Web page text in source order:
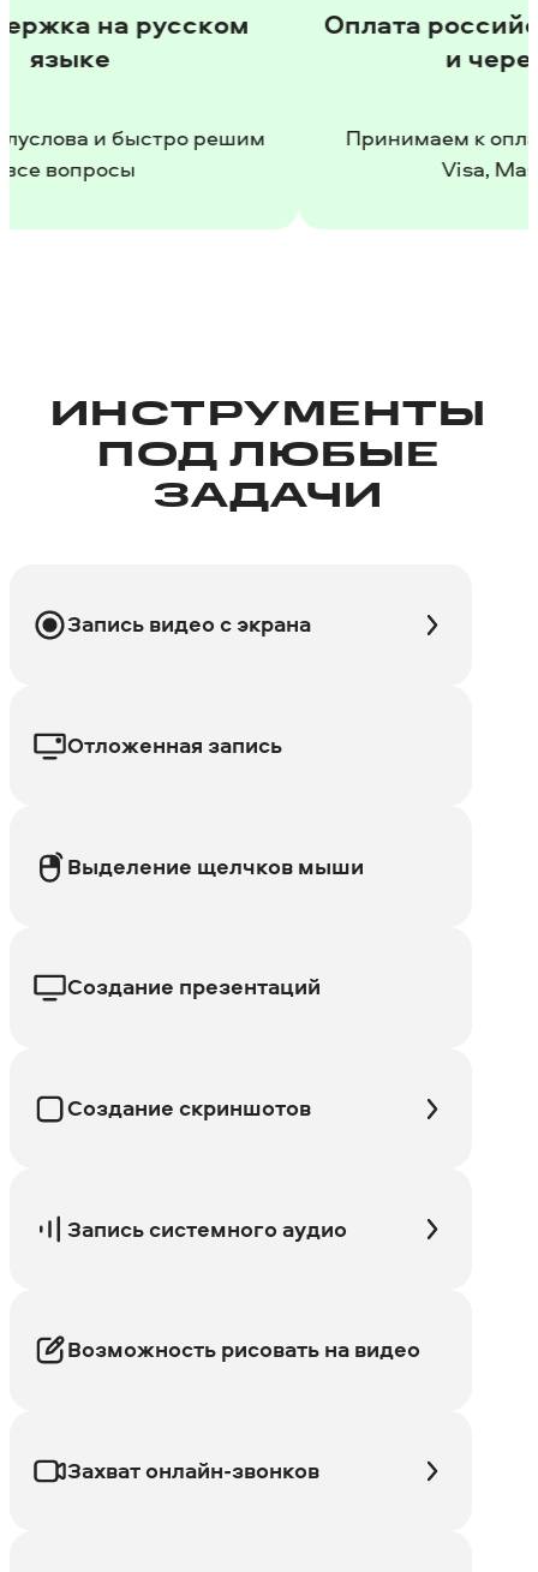
русском
быстро решим
Оплата российскими
и через СБП
Принимаем к оплате Мир,
Visa, Mastercard
ИНСТРУМЕНТЫ
ПОД ЛЮБЫЕ
ЗАДАЧИ
Запись видео с экрана
Отложенная запись
Выделение щелчков мыши
Создание презентаций
Создание скриншотов
Запись системного аудио
Возможность рисовать на видео
Захват онлайн-звонков